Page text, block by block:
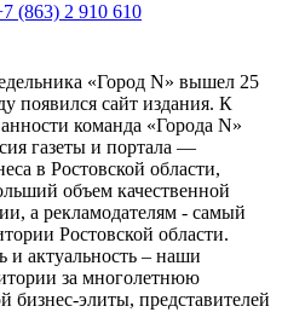
(863) 2 910 610
«Город N» вышел 25
появился сайт издания. К
команда «Города N»
газеты и портала —
в Ростовской области,
объем качественной
а рекламодателям - самый
Ростовской области.
и актуальность – наши
за многолетнюю
бизнес-элиты, представителей